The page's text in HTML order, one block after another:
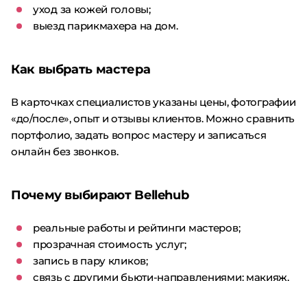
уход за кожей головы;
выезд парикмахера на дом.
Как выбрать мастера
В карточках специалистов указаны цены, фотографии
«до/после», опыт и отзывы клиентов. Можно сравнить
портфолио, задать вопрос мастеру и записаться
онлайн без звонков.
Почему выбирают Bellehub
реальные работы и рейтинги мастеров;
прозрачная стоимость услуг;
запись в пару кликов;
связь с другими бьюти-направлениями: макияж,